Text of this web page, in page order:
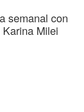
semanal con
Milei